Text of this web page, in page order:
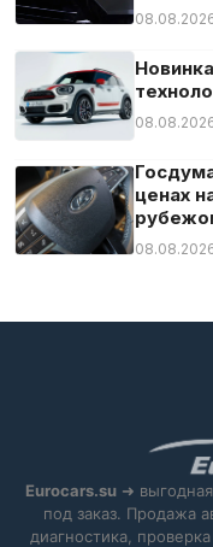
ценах
Eurocars.su ➜
под заказ. Продажа
диагностика,